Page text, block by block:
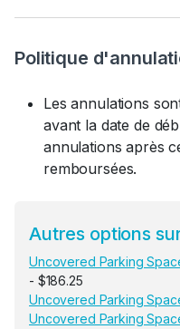
Politique
Les annulations
avant la date de
annulations après
remboursées.
Autres options
Uncovered Parking
- $186.25
Uncovered Parking
Uncovered Parking